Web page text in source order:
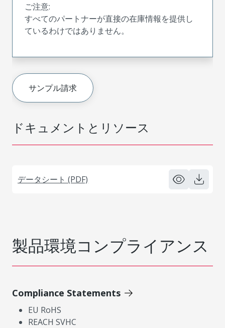
ドキュメントとリソース
データシート (PDF)
ご注意:
すべてのパートナーが直接の在庫情報を提供し
ているわけではありません。
サンプル請求
製品環境コンプライアンス
Compliance Statements
EU RoHS
REACH SVHC